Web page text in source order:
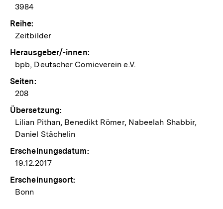
3984
Reihe:
Zeitbilder
Herausgeber/-innen:
bpb, Deutscher Comicverein e.V.
Seiten:
208
Übersetzung:
Lilian Pithan, Benedikt Römer, Nabeelah Shabbir,
Daniel Stächelin
Erscheinungsdatum:
19.12.2017
Erscheinungsort:
Bonn